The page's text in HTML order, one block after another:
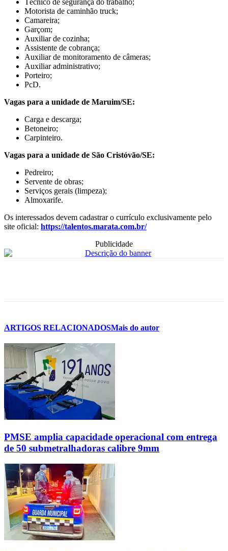
Motorista de caminhão truck;
Camareira;
Garçom;
Auxiliar de cozinha;
Assistente de cobrança;
Auxiliar de monitoramento de câmeras;
Auxiliar administrativo;
Porteiro;
PcD.
Vagas para a unidade de Maruim/SE:
Carga e descarga;
Betoneiro;
Carpinteiro.
Vagas para a unidade de São Cristóvão/SE:
Pedreiro;
Servente de obras;
Serviços gerais (limpeza);
Almoxarife.
Os interessados devem cadastrar o currículo exclusivamente pelo
site oficial: https://talentos.marata.com.br/
Publicidade
ARTIGOS RELACIONADOSMais do autor
PMSE amplia capacidade operacional com entrega
de 50 submetralhadoras calibre 9mm